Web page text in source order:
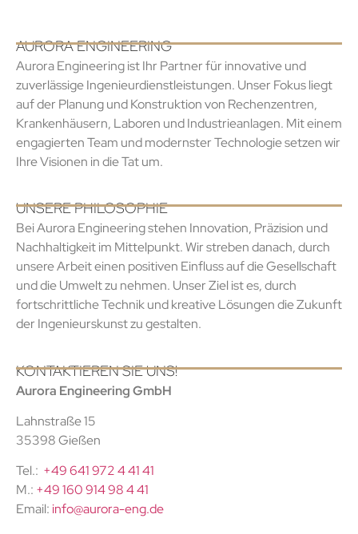
AURORA ENGINEERING
Aurora Engineering ist Ihr Partner für innovative und
zuverlässige Ingenieurdienstleistungen. Unser Fokus liegt
auf der Planung und Konstruktion von Rechenzentren,
Krankenhäusern, Laboren und Industrieanlagen. Mit einem
engagierten Team und modernster Technologie setzen wir
Ihre Visionen in die Tat um.
UNSERE PHILOSOPHIE
Bei Aurora Engineering stehen Innovation, Präzision und
Nachhaltigkeit im Mittelpunkt. Wir streben danach, durch
unsere Arbeit einen positiven Einfluss auf die Gesellschaft
und die Umwelt zu nehmen. Unser Ziel ist es, durch
fortschrittliche Technik und kreative Lösungen die Zukunft
der Ingenieurskunst zu gestalten.
KONTAKTIEREN SIE UNS!
Aurora Engineering GmbH
Lahnstraße 15
35398 Gießen
Tel.: +49 641 972 4 41 41
M.: +49 160 914 98 4 41
Email: info@aurora-eng.de